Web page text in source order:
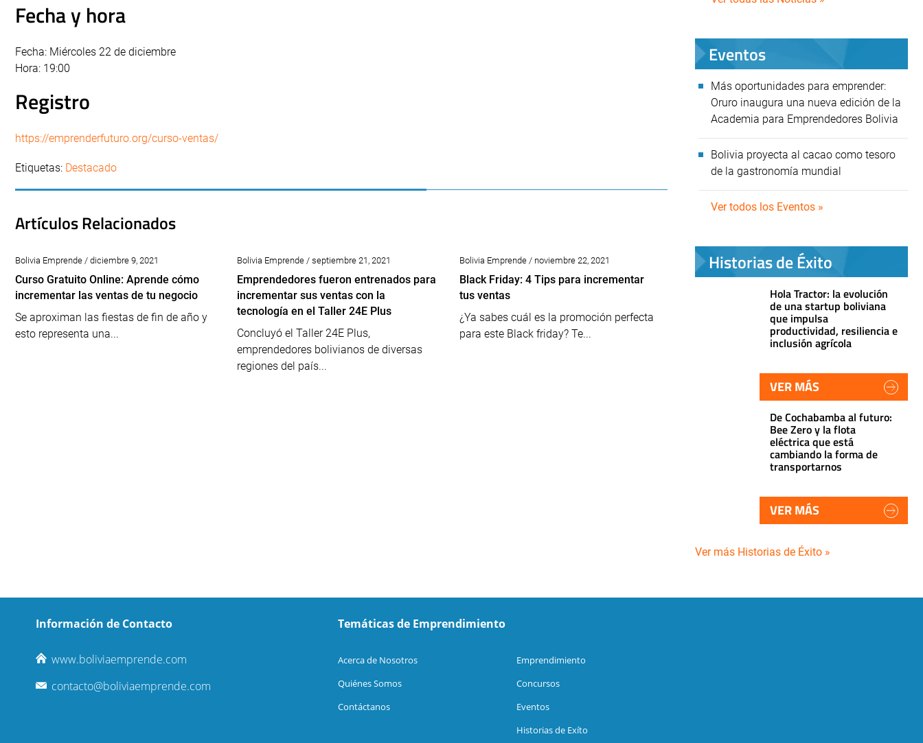
Fecha y hora
Fecha: Miércoles 22 de diciembre
Hora: 19:00
Registro
https://emprenderfuturo.org/curso-ventas/
Etiquetas: Destacado
Artículos Relacionados
Bolivia Emprende / diciembre 9, 2021
Curso Gratuito Online: Aprende cómo
incrementar las ventas de tu negocio
Se aproximan las fiestas de fin de año y
esto representa una...
Bolivia Emprende / septiembre 21, 2021
Emprendedores fueron entrenados para
incrementar sus ventas con la
tecnología en el Taller 24E Plus
Concluyó el Taller 24E Plus,
emprendedores bolivianos de diversas
regiones del país...
Bolivia Emprende / noviembre 22, 2021
Black Friday: 4 Tips para incrementar
tus ventas
¿Ya sabes cuál es la promoción perfecta
para este Black friday? Te...
Eventos
Más oportunidades para emprender:
Oruro inaugura una nueva edición de la
Academia para Emprendedores Bolivia
Bolivia proyecta al cacao como tesoro
de la gastronomía mundial
Ver todos los Eventos »
Historias de Éxito
Hola Tractor: la evolución
de una startup boliviana
que impulsa
productividad, resiliencia e
inclusión agrícola
VER MÁS
De Cochabamba al futuro:
Bee Zero y la flota
eléctrica que está
cambiando la forma de
transportarnos
VER MÁS
Ver más Historias de Éxito »
Información de Contacto
www.boliviaemprende.com
contacto@boliviaemprende.com
Temáticas de Emprendimiento
Acerca de Nosotros
Quiénes Somos
Contáctanos
Emprendimiento
Concursos
Eventos
Historias de Exíto